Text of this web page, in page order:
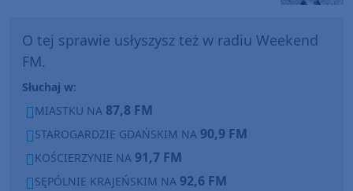
O tej sprawie usłyszysz też w radiu Weekend
FM.
Słuchaj w:
MIASTKU NA 87,8 FM
STAROGARDZIE GDAŃSKIM NA 90,9 FM
KOŚCIERZYNIE NA 91,7 FM
SĘPÓLNIE KRAJEŃSKIM NA 92,6 FM